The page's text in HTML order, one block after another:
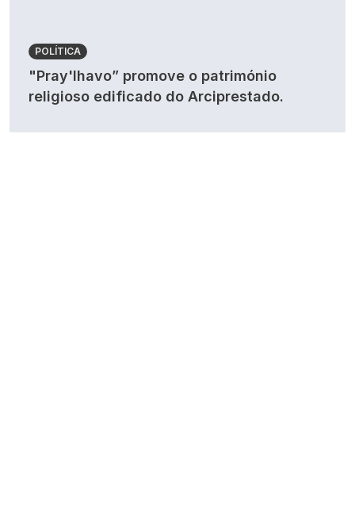
POLÍTICA
"Pray'lhavo” promove o património
religioso edificado do Arciprestado.